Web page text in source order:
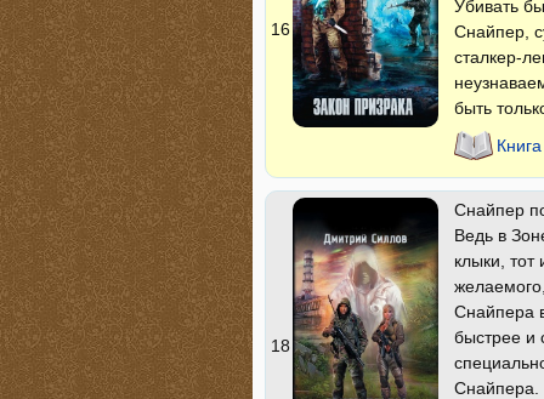
16
Убивать
Снайпер,
сталкер-
быть
18
Снайпер
Ведь в
клыки, тот
Снайпера
быстрее и
Снайпера.